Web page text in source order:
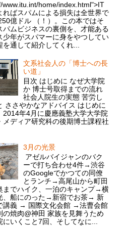
www.itu.int/home/index.html">IT
ればスパムによる損失は全世界で
億ドル （！）。この本ではそ
パムビジネスの裏側を、才能ある
少年がスパマーに身をやつしてい
を通して紹介してくれ...
文系社会人の「博士への長
い道」
目次 はじめに なぜ大学院
か 博士号取得までの流れ
社会人院生の実態 苦労し
ささやかなアドバイス はじめに
2014年4月に慶應義塾大学大学院
メディア研究科の後期博士課程社
3月の光景
アゼルバイジャンのバク
ーで打ち合わせ4件→渋谷
のGoogleでかつての同僚
とランチ→高尾山から町田
までハイク、一泊のキャンプ→横
、船にのった→新宿でお茶→ 新
講義 → 国際文化会館 →法曹会館
焼肉@神田 家族を見舞うため
にいくこと7回、そしてなに...